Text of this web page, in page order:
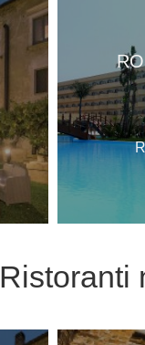
Ristoranti